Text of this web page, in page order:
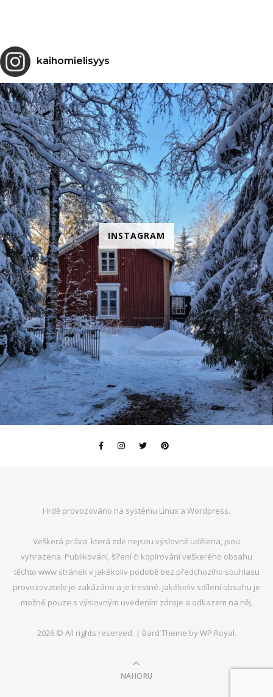
INSTAGRAM
kaihomielisyys
Hrdě provozováno na systému Linux a Wordpress.
Veškerá práva, která zde nejsou výslovně udělena, jsou
vyhrazena. Publikování, šíření či kopírování veškerého obsahu
těchto www stránek v jakékoliv podobě bez předchozího souhlasu
provozovatele je zakázáno a je trestné. Jakékoliv sdílení obsahu je
možné pouze s výslovným uvedením zdroje a odkazem na něj.
2026 © All rights reserved. | Bard Theme byWP Royal.
NAHORU